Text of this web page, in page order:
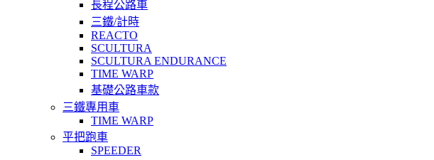
長程公路車
三鐵/計時
REACTO
SCULTURA
SCULTURA ENDURANCE
TIME WARP
基礎公路車款
三鐵專用車
TIME WARP
平把跑車
SPEEDER